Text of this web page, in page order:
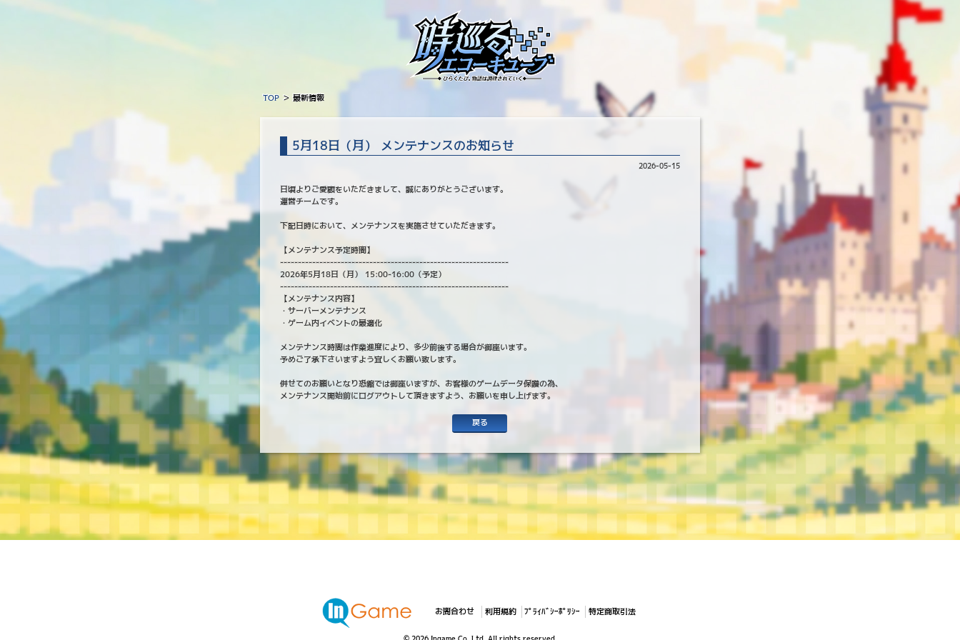
TOP＞最新情報
5月18日（月） メンテナンスのお知らせ
2026-05-15
日頃よりご愛顧をいただきまして、誠にありがとうございます。
運営チームです。
下記日時において、メンテナンスを実施させていただきます。
【メンテナンス予定時間】
----------------------------------------------------------------
2026年5月18日（月） 15:00-16:00（予定）
----------------------------------------------------------------
【メンテナンス内容】
・サーバーメンテナンス
・ゲーム内イベントの最適化
メンテナンス時間は作業進度により、多少前後する場合が御座います。
予めご了承下さいますよう宜しくお願い致します。
併せてのお願いとなり恐縮では御座いますが、お客様のゲームデータ保護の為、
メンテナンス開始前にログアウトして頂きますよう、お願いを申し上げます。
戻る
お問合わせ 利用規約 ﾌﾟﾗｲﾊﾞｼｰﾎﾟﾘｼｰ 特定商取引法
© 2026 Ingame Co.,Ltd. All rights reserved.